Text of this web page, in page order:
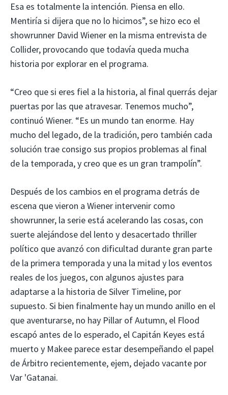
Esa es totalmente la intención. Piensa en ello.
Mentiría si dijera que no lo hicimos”, se hizo eco el
showrunner David Wiener en la misma entrevista de
Collider, provocando que todavía queda mucha
historia por explorar en el programa.
“Creo que si eres fiel a la historia, al final querrás dejar
puertas por las que atravesar. Tenemos mucho”,
continuó Wiener. “Es un mundo tan enorme. Hay
mucho del legado, de la tradición, pero también cada
solución trae consigo sus propios problemas al final
de la temporada, y creo que es un gran trampolín”.
Después de los cambios en el programa detrás de
escena que vieron a Wiener intervenir como
showrunner, la serie está acelerando las cosas, con
suerte alejándose del lento y desacertado thriller
político que avanzó con dificultad durante gran parte
de la primera temporada y una la mitad y los eventos
reales de los juegos, con algunos ajustes para
adaptarse a la historia de Silver Timeline, por
supuesto. Si bien finalmente hay un mundo anillo en el
que aventurarse, no hay Pillar of Autumn, el Flood
escapó antes de lo esperado, el Capitán Keyes está
muerto y Makee parece estar desempeñando el papel
de Árbitro recientemente, ejem, dejado vacante por
Var 'Gatanai.